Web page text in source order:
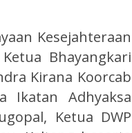
Kesejahteraan
Bhayangkari
Kirana Koorcab
Ikatan Adhyaksa
Ketua DWP